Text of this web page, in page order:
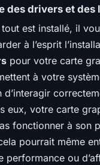
des drivers et
est installé, il
à l’esprit
pour votre carte
à votre
d’interagir
eux, votre carte
fonctionner à son
pourrait même
performance ou